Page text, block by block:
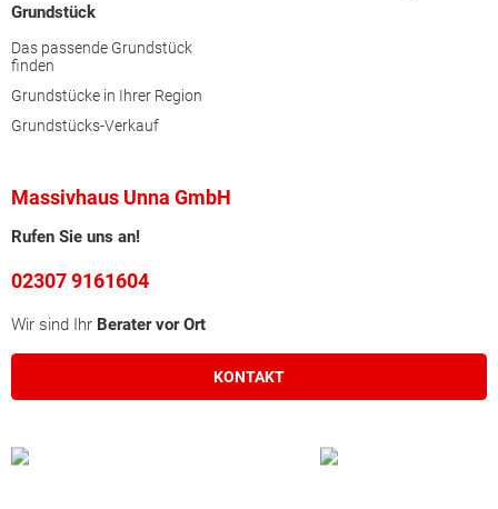
Grundstück
Das passende Grundstück
finden
Grundstücke in Ihrer Region
Grundstücks-Verkauf
Massivhaus Unna GmbH
Rufen Sie uns an!
02307 9161604
Wir sind Ihr Berater vor Ort
KONTAKT